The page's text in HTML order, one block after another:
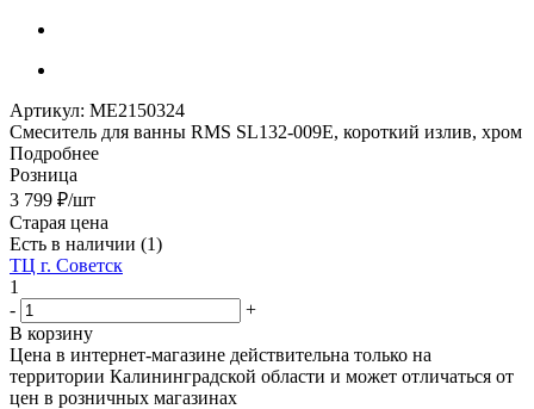
Артикул: МЕ2150324
Смеситель для ванны RMS SL132-009E, короткий излив, хром
Подробнее
Розница
3 799 ₽/шт
Старая цена
Есть в наличии (1)
ТЦ г. Советск
1
-
+
В корзину
Цена в интернет-магазине действительна только на
территории Калининградской области и может отличаться от
цен в розничных магазинах